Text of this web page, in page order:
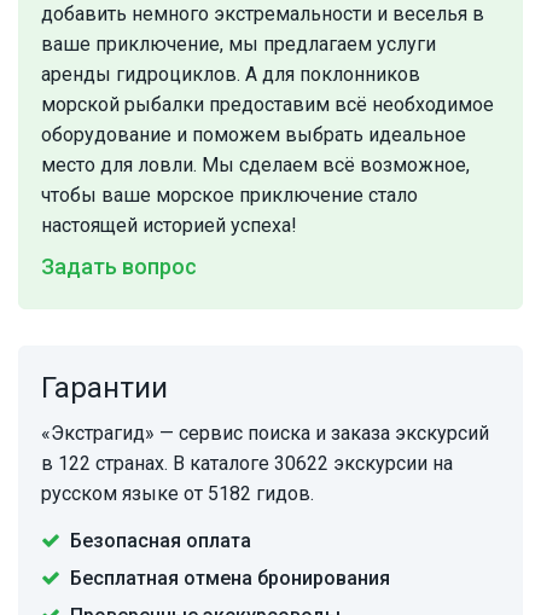
добавить немного экстремальности и веселья в
ваше приключение, мы предлагаем услуги
аренды гидроциклов. А для поклонников
морской рыбалки предоставим всё необходимое
оборудование и поможем выбрать идеальное
место для ловли. Мы сделаем всё возможное,
чтобы ваше морское приключение стало
настоящей историей успеха!
Задать вопрос
Гарантии
«Экстрагид» — сервис поиска и заказа экскурсий
в 122 странах. В каталоге 30622 экскурсии на
русском языке от 5182 гидов.
Безопасная оплата
Бесплатная отмена бронирования